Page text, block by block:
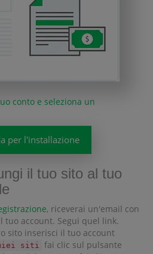
conto e seleziona un
per l'installazione
il tuo sito al tuo
, riceverai un'email con
account. Segui quel link.
sito inserisci il tuo account
siti fai clic sul pulsante